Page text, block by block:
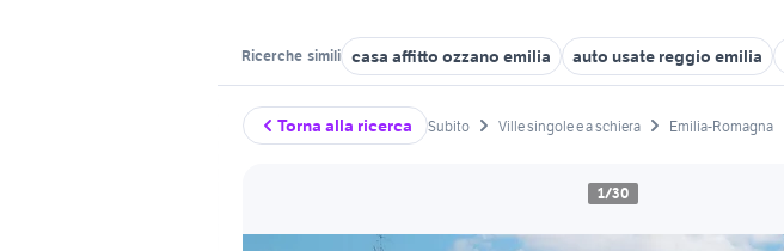
Ricerche simili casa affitto ozzano emilia auto usate reggio emilia
Torna alla ricerca Subito Ville singole e a schiera Emilia-Romagna
1/30